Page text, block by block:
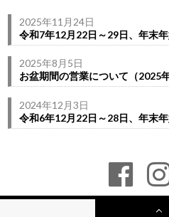
2025年11月24日
令和7年12月22日～29日、年末
2025年8月5日
お盆期間の営業について（2025年
2024年12月3日
令和6年12月22日～28日、年末